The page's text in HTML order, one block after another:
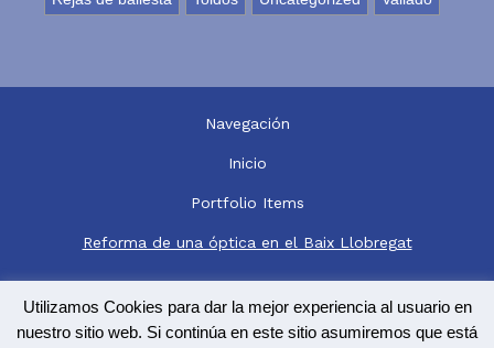
Navegación
Inicio
Portfolio Items
Reforma de una óptica en el Baix Llobregat
© 2019 CopyrightGuia33 SL
Utilizamos Cookies para dar la mejor experiencia al usuario en
nuestro sitio web. Si continúa en este sitio asumiremos que está